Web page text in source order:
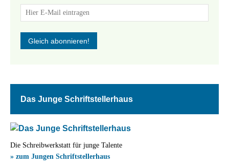
Das Junge Schriftstellerhaus
Die Schreibwerkstatt für junge Talente
» zum Jungen Schriftstellerhaus